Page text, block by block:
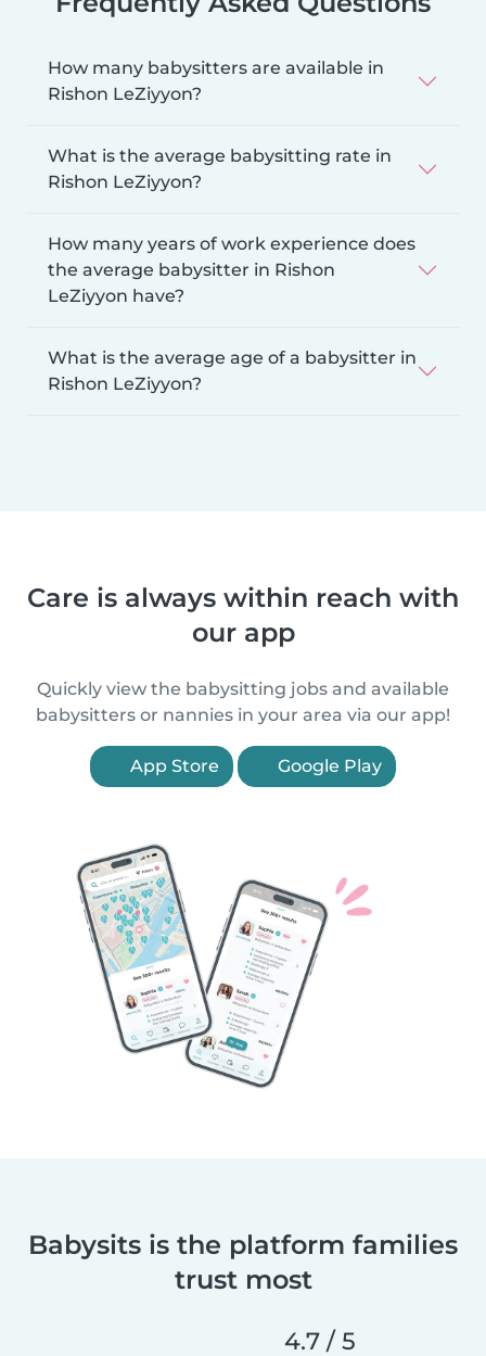
How many babysitters are available in
Rishon LeZiyyon?
What is the average babysitting rate in
Rishon LeZiyyon?
How many years of work experience does
the average babysitter in Rishon
LeZiyyon have?
What is the average age of a babysitter in
Rishon LeZiyyon?
Care is always within reach with
our app
Quickly view the babysitting jobs and available
babysitters or nannies in your area via our app!
App Store Google Play
Babysits is the platform families
trust most
4.7 / 5